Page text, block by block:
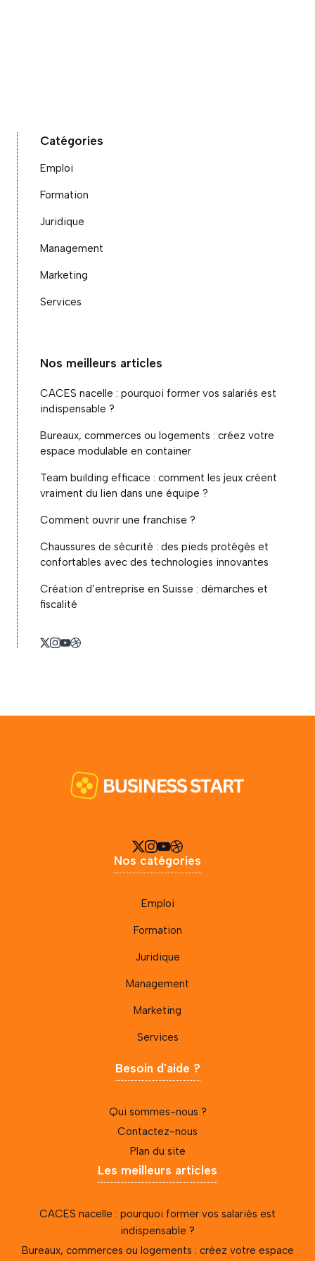
Catégories
Emploi
Formation
Juridique
Management
Marketing
Services
Nos meilleurs articles
CACES nacelle : pourquoi former vos salariés est
indispensable ?
Bureaux, commerces ou logements : créez votre
espace modulable en container
Team building efficace : comment les jeux créent
vraiment du lien dans une équipe ?
Comment ouvrir une franchise ?
Chaussures de sécurité : des pieds protégés et
confortables avec des technologies innovantes
Création d’entreprise en Suisse : démarches et
fiscalité
Nos catégories
Emploi
Formation
Juridique
Management
Marketing
Services
Besoin d'aide ?
Qui sommes-nous ?
Contactez-nous
Plan du site
Les meilleurs articles
CACES nacelle : pourquoi former vos salariés est
indispensable ?
Bureaux, commerces ou logements : créez votre espace